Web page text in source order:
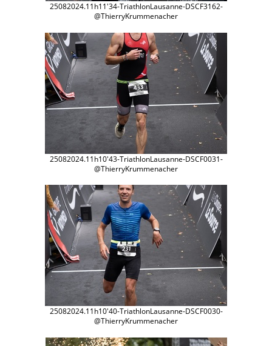
25082024.11h11'34-TriathlonLausanne-DSCF3162-
@ThierryKrummenacher
25082024.11h10'43-TriathlonLausanne-DSCF0031-
@ThierryKrummenacher
25082024.11h10'40-TriathlonLausanne-DSCF0030-
@ThierryKrummenacher